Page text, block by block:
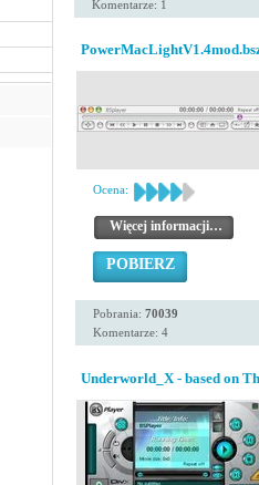
Komentarze: 1
Ocena:
Więcej informacji…
POBIERZ
Pobrania: 70039
Komentarze: 4
Underworld_X - based on